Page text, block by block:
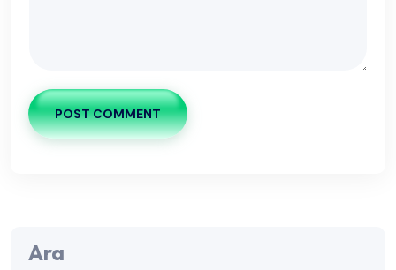
POST COMMENT
Ara